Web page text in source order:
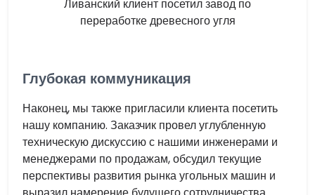
Ливанский клиент посетил завод по
переработке древесного угля
Глубокая коммуникация
Наконец, мы также пригласили клиента посетить
нашу компанию. Заказчик провел углубленную
техническую дискуссию с нашими инженерами и
менеджерами по продажам, обсудил текущие
перспективы развития рынка угольных машин и